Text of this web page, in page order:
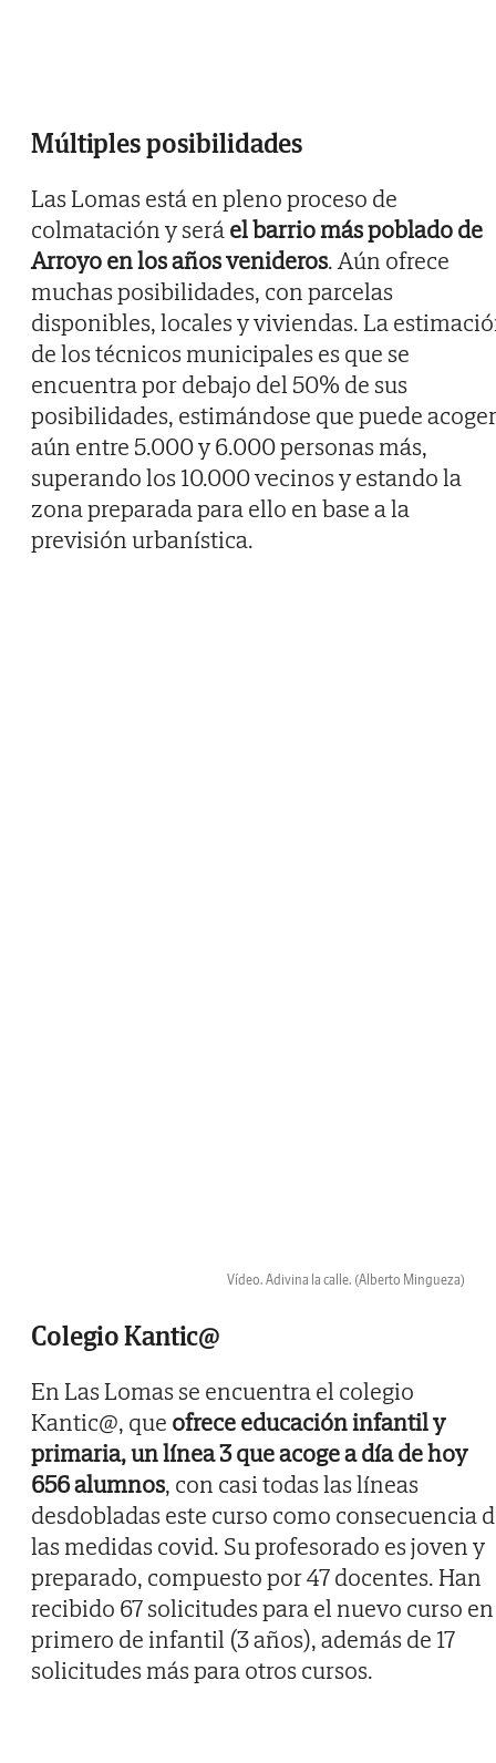
Múltiples posibilidades
Las Lomas está en pleno proceso de
colmatación y seráel barrio más poblado de
Arroyo en los años venideros. Aún ofrece
muchas posibilidades, con parcelas
disponibles, locales y viviendas. La
de los técnicos municipales es que se
encuentra por debajo del 50% de sus
posibilidades, estimándose que puede acoger
aún entre 5.000 y 6.000 personas más,
superando los 10.000 vecinos y estando la
zona preparada para ello en base a la
previsión urbanística.
Vídeo. Adivina la calle. (Alberto Mingueza)
Colegio Kantic@
En Las Lomas se encuentra el colegio
Kantic@, que ofrece educación infantil y
primaria, un línea 3 que acoge a día de hoy
656 alumnos, con casi todas las líneas
desdobladas este curso como consecuencia
las medidas covid. Su profesorado es joven y
preparado, compuesto por 47 docentes. Han
recibido 67 solicitudes para el nuevo curso en
primero de infantil (3 años), además de 17
solicitudes más para otros cursos.